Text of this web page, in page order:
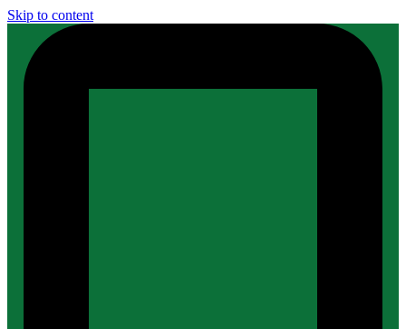
Skip to content